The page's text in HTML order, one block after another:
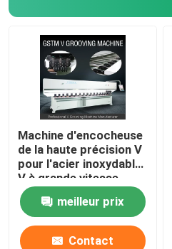
Machine d'encocheuse
de la haute précision V
pour l'acier inoxydable
V à grande vitesse
cannelant la machine
meilleur prix
Contact